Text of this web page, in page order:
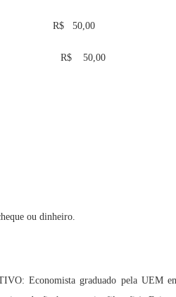
R$ 50,00
R$ 50,00
ou dinheiro.
Economista graduado pela UEM